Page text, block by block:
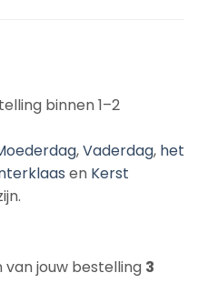
binnen 1–2
,Vaderdag, het
en Kerst
jouw bestelling 3